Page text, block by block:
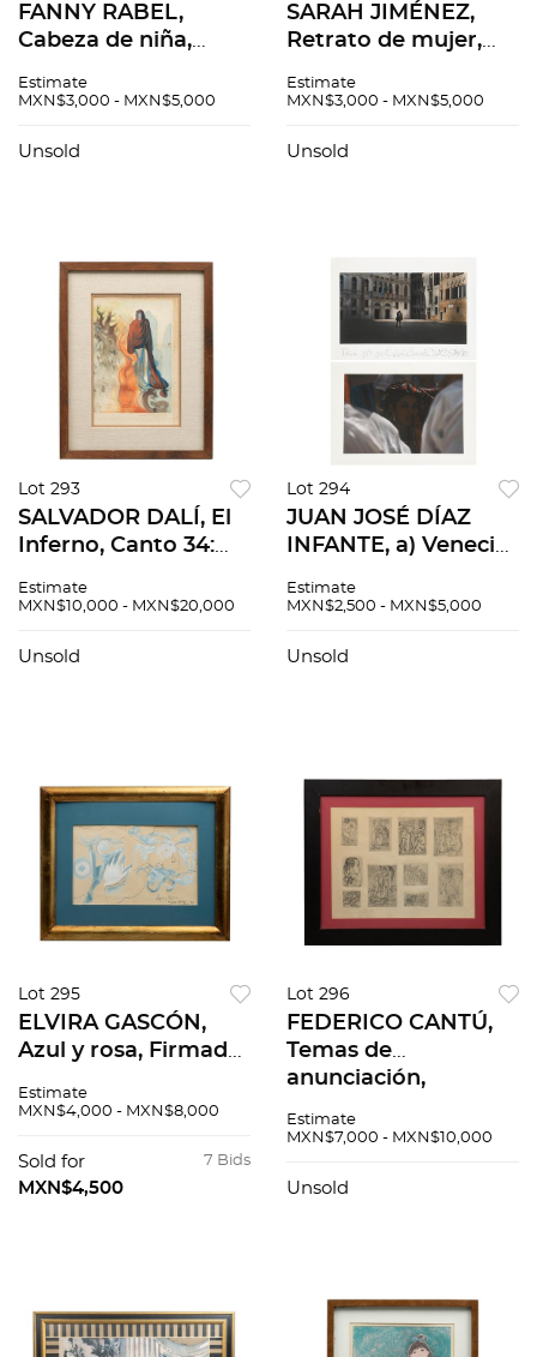
FANNY RABEL,
Cabeza de niña,
sin numero de tiraje,
Estimate
MXN$3,000 - MXN$5,000
Unsold
SARAH JIMÉNEZ,
Retrato de mujer,
aguafuerte 26 / 30,
Estimate
MXN$3,000 - MXN$5,000
Unsold
Lot 293
SALVADOR DALÍ, El
Inferno, Canto 34:
de la Carpeta La
1960, Xilografía
Estimate
MXN$10,000 - MXN$20,000
Unsold
Lot 294
JUAN JOSÉ DÍAZ
INFANTE, a) Venecia
Mirada., Firmadas y
Impresión sobre
Estimate
MXN$2,500 - MXN$5,000
Unsold
Lot 295
ELVIRA GASCÓN,
Azul y rosa, Firmado
Técnica mixta, 32 x
totales
Estimate
MXN$4,000 - MXN$8,000
7 Bids
Sold for
MXN$4,500
Lot 296
FEDERICO CANTÚ,
Temas de
anunciación,
58 x 45 cm.
Estimate
MXN$7,000 - MXN$10,000
Unsold